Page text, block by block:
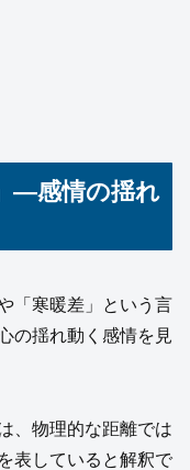
—感情の揺れ
「寒暖差」という言
の揺れ動く感情を見
、物理的な距離では
表していると解釈で